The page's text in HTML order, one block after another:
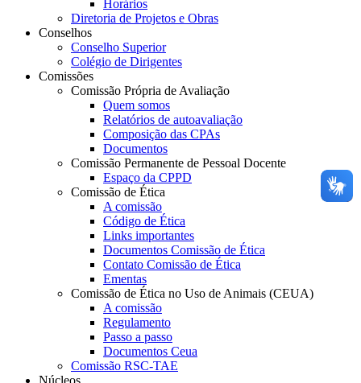
Horários
Diretoria de Projetos e Obras
Conselhos
Conselho Superior
Colégio de Dirigentes
Comissões
Comissão Própria de Avaliação
Quem somos
Relatórios de autoavaliação
Composição das CPAs
Documentos
Comissão Permanente de Pessoal Docente
Espaço da CPPD
Comissão de Ética
A comissão
Código de Ética
Links importantes
Documentos Comissão de Ética
Contato Comissão de Ética
Ementas
Comissão de Ética no Uso de Animais (CEUA)
A comissão
Regulamento
Passo a passo
Documentos Ceua
Comissão RSC-TAE
Núcleos